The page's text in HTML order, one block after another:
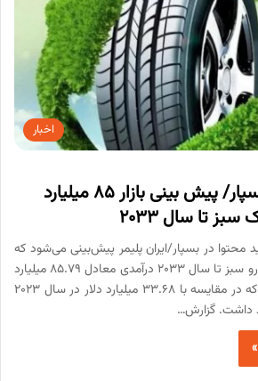
اخبار
اختصاصی بسپار/ پیش بینی بازار 85 میلیارد
تا سال 2033
محتوا در بسپار/ایران پلیمر پیش‌بینی می‌شود که
بازار لاستیک خودرو سبز تا سال 2033 درآمدی معادل 85.79 میلیارد
دلار داشته باشد که در مقایسه با 33.68 میلیارد دلار در سال 2023
داشت. گزارش…